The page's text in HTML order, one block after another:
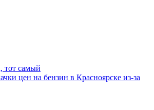
тот самый
цен на бензин в Красноярске из-за